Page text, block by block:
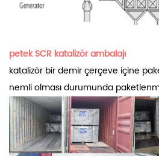
petek SCR katalizör ambalajı
katalizör bir demir çerçeve içine
nemli olması durumunda